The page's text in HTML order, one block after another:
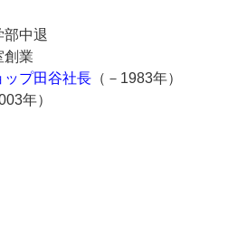
中退
業
ップ田谷社長（－1983年）
年）